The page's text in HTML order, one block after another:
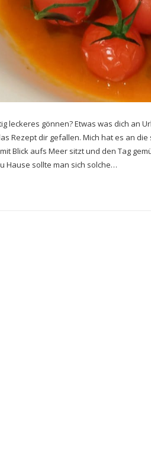
leckeres gönnen? Etwas was dich an
Rezept dir gefallen. Mich hat es an
Blick aufs Meer sitzt und den Tag
Hause sollte man sich solche…